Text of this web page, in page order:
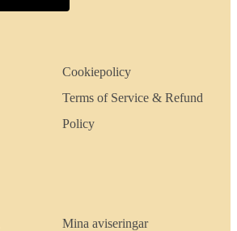
Cookiepolicy
Terms of Service & Refund
Policy
Mina aviseringar